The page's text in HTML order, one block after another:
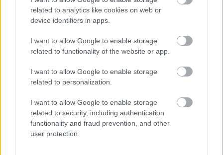
related to analytics like cookies on web or
device identifiers in apps.
I want to allow Google to enable storage
related to functionality of the website or app.
I want to allow Google to enable storage
related to personalization.
I want to allow Google to enable storage
related to security, including authentication
functionality and fraud prevention, and other
user protection.
- Advertisment -